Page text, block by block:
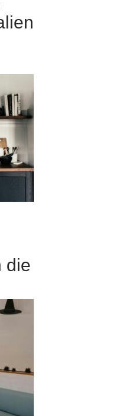
die